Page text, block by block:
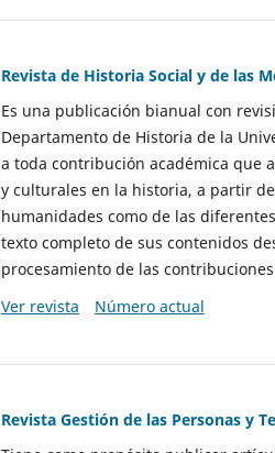
Revista de Historia Social y de las
Es una publicación bianual con
Departamento de Historia de la
a toda contribución académica que
y culturales en la historia, a partir
humanidades como de las
texto completo de sus contenidos
procesamiento de las
Ver revista
Número actual
Revista Gestión de las Personas y